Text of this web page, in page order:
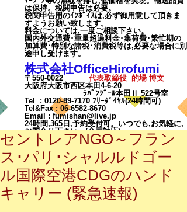
は保持。税関申告は必要。
税関申告用のｲﾝﾎﾞｲｽは,必ず御用意して頂きま
すようお願い致します。
料金については,一度ご相談下さい。
国内外交通費･重量超過料金･集荷費･繁忙期の
加算費･特別な諸税･消費税等は,必要な場合に別
途申し受けます。
株式会社OfficeHirofumi
〒550-0022 代表取締役 的場 博文
大阪府大阪市西区本田4-6-20
ﾗﾊﾟﾝｼﾞｰﾙ本田Ⅱ 522号室
Tel : 0120-89-7170 ﾌﾘｰﾀﾞｲﾔﾙ(24時間可)
Tel&Fax : 06-6582-8670
Email
: fumishan@live.jp
24時間,365日,予約受付可。いつでも,お気軽に,
お問合せ下さい。(全国対応)
セントレアNGO～フラン
ス･パリ･シャルルドゴー
ル国際空港CDGのハンド
キャリー (緊急速報)